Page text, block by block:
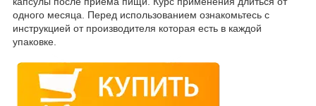
одного месяца. Перед использованием ознакомьтесь с
инструкцией от производителя которая есть в каждой
упаковке.